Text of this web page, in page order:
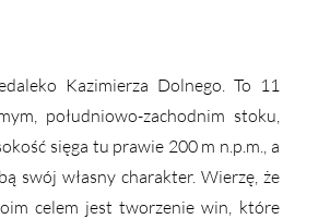
Kazimierza Dolnego. To 11
południowo-zachodnim stoku,
sięga tu prawie 200 m n.p.m., a
swój własny charakter. Wierzę, że
celem jest tworzenie win, które